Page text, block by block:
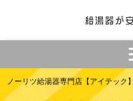
ノーリツ給湯器専門店【アイテック】